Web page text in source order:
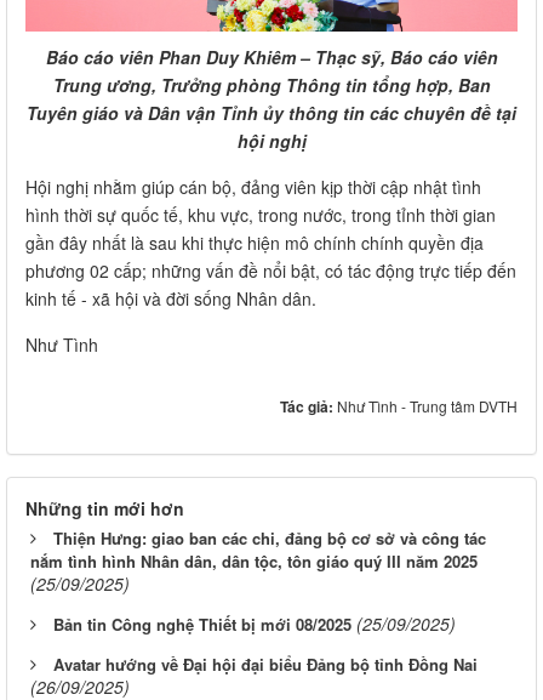
Báo cáo viên Phan Duy Khiêm – Thạc sỹ, Báo cáo viên
Trung ương, Trưởng phòng Thông tin tổng hợp, Ban
Tuyên giáo và Dân vận Tỉnh ủy thông tin các chuyên đề tại
hội nghị
Hội nghị nhằm giúp cán bộ, đảng viên kịp thời cập nhật tình
hình thời sự quốc tế, khu vực, trong nước, trong tỉnh thời gian
gần đây nhất là sau khi thực hiện mô chính chính quyền địa
phương 02 cấp; những vấn đề nổi bật, có tác động trực tiếp đến
kinh tế - xã hội và đời sống Nhân dân.
Như Tình
Tác giả: Như Tình - Trung tâm DVTH
Những tin mới hơn
Thiện Hưng: giao ban các chi, đảng bộ cơ sở và công tác
nắm tình hình Nhân dân, dân tộc, tôn giáo quý III năm 2025
(25/09/2025)
Bản tin Công nghệ Thiết bị mới 08/2025 (25/09/2025)
Avatar hướng về Đại hội đại biểu Đảng bộ tỉnh Đồng Nai
(26/09/2025)